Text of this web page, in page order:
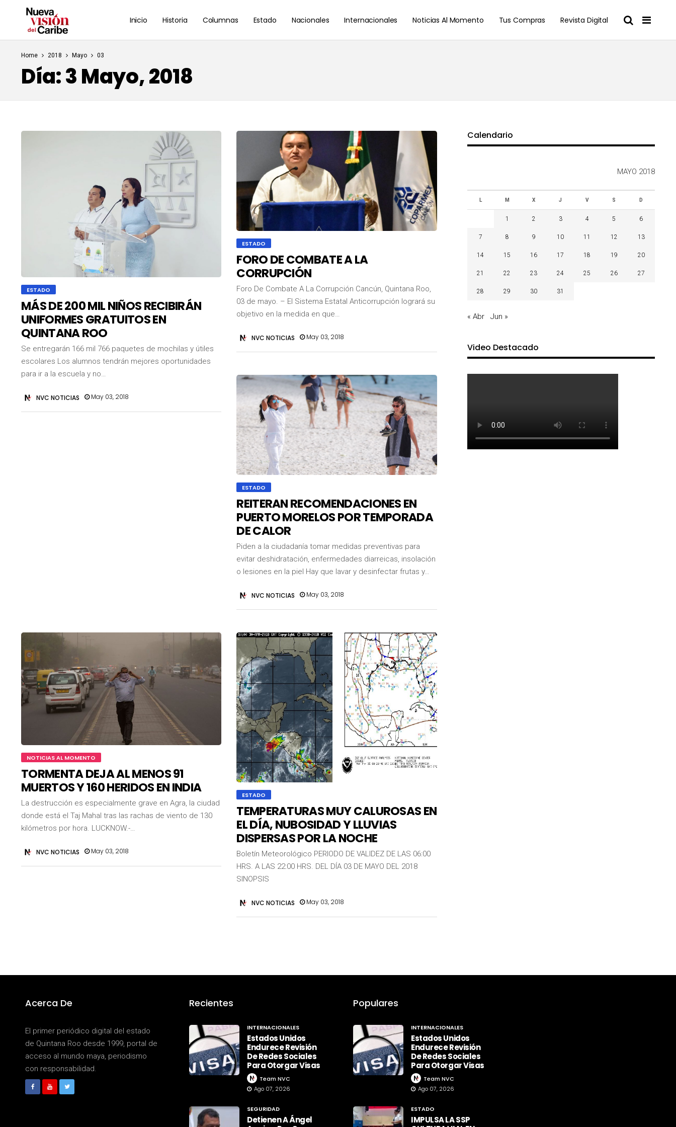
Inicio Historia Columnas Estado Nacionales Internacionales Noticias Al Momento Tus Compras Revista Digital
Home 2018 Mayo 03
Día:3 Mayo, 2018
ESTADO
MÁS DE 200 MIL NIÑOS RECIBIRÁN
UNIFORMES GRATUITOS EN
QUINTANA ROO
Se entregarán 166 mil 766 paquetes de mochilas y útiles
escolares Los alumnos tendrán mejores oportunidades
para ir a la escuela y no…
NVC NOTICIAS May 03, 2018
ESTADO
FORO DE COMBATE A LA
CORRUPCIÓN
Foro De Combate A La Corrupción Cancún, Quintana Roo,
03 de mayo. – El Sistema Estatal Anticorrupción logrará su
objetivo en la medida en que…
NVC NOTICIAS May 03, 2018
ESTADO
REITERAN RECOMENDACIONES EN
PUERTO MORELOS POR TEMPORADA
DE CALOR
Piden a la ciudadanía tomar medidas preventivas para
evitar deshidratación, enfermedades diarreicas, insolación
o lesiones en la piel Hay que lavar y desinfectar frutas y…
NVC NOTICIAS May 03, 2018
NOTICIAS AL MOMENTO
TORMENTA DEJA AL MENOS 91
MUERTOS Y 160 HERIDOS EN INDIA
La destrucción es especialmente grave en Agra, la ciudad
donde está el Taj Mahal tras las rachas de viento de 130
kilómetros por hora. LUCKNOW.-…
NVC NOTICIAS May 03, 2018
ESTADO
TEMPERATURAS MUY CALUROSAS EN
EL DÍA, NUBOSIDAD Y LLUVIAS
DISPERSAS POR LA NOCHE
Boletín Meteorológico PERIODO DE VALIDEZ DE LAS 06:00
HRS. A LAS 22:00 HRS. DEL DÍA 03 DE MAYO DEL 2018
SINOPSIS
NVC NOTICIAS May 03, 2018
Calendario
MAYO 2018
L M X J V S D
1 2 3 4 5 6
7 8 9 10 11 12 13
14 15 16 17 18 19 20
21 22 23 24 25 26 27
28 29 30 31
« Abr Jun »
Video Destacado
Acerca De
El primer periódico digital del estado
de Quintana Roo desde 1999, portal de
acceso al mundo maya, periodismo
con responsabilidad.
Recientes
INTERNACIONALES
Estados Unidos
Endurece Revisión
De Redes Sociales
Para Otorgar Visas
Team NVC
Ago 07, 2026
SEGURIDAD
Detienen A Ángel
Populares
INTERNACIONALES
Estados Unidos
Endurece Revisión
De Redes Sociales
Para Otorgar Visas
Team NVC
Ago 07, 2026
ESTADO
IMPULSA LA SSP